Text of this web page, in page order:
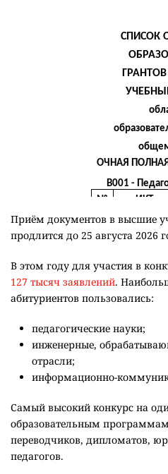
Приём документов в высшие
продлится до 25 августа 2026
В этом году для участия в
127 тысяч заявлений.
абитуриентов пользовались:
педагогические науки;
инженерные,
отрасли;
информационно-
Самый высокий конкурс на
образовательным
переводчиков, дипломатов,
педагогов.